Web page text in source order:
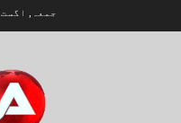
جمعہ, اگست 7, 2026